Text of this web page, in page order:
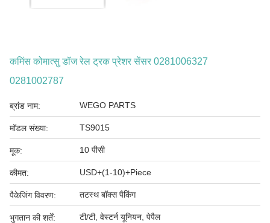
कमिंस कोमात्सु डॉज रेल ट्रक प्रेशर सेंसर 0281006327
0281002787
ब्रांड नाम: WEGO PARTS
मॉडल संख्या: TS9015
मूक: 10 पीसी
कीमत: USD+(1-10)+Piece
पैकेजिंग विवरण: तटस्थ बॉक्स पैकिंग
भुगतान की शर्तें: टी/टी, वेस्टर्न यूनियन, पेपैल